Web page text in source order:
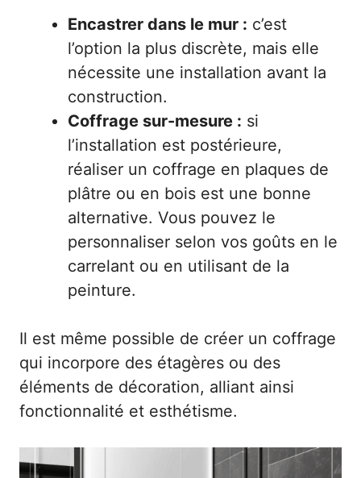
Encastrer dans le mur : c’est
l’option la plus discrète, mais elle
nécessite une installation avant la
construction.
Coffrage sur-mesure : si
l’installation est postérieure,
réaliser un coffrage en plaques de
plâtre ou en bois est une bonne
alternative. Vous pouvez le
personnaliser selon vos goûts en le
carrelant ou en utilisant de la
peinture.
Il est même possible de créer un coffrage
qui incorpore des étagères ou des
éléments de décoration, alliant ainsi
fonctionnalité et esthétisme.